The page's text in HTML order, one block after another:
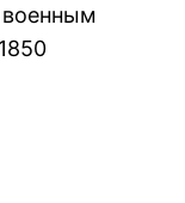
военным